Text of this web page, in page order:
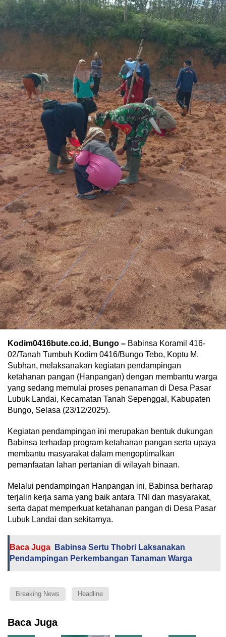
Kodim0416bute.co.id, Bungo – Babinsa Koramil 416-
02/Tanah Tumbuh Kodim 0416/Bungo Tebo, Koptu M.
Subhan, melaksanakan kegiatan pendampingan
ketahanan pangan (Hanpangan) dengan membantu warga
yang sedang memulai proses penanaman di Desa Pasar
Lubuk Landai, Kecamatan Tanah Sepenggal, Kabupaten
Bungo, Selasa (23/12/2025).
Kegiatan pendampingan ini merupakan bentuk dukungan
Babinsa terhadap program ketahanan pangan serta upaya
membantu masyarakat dalam mengoptimalkan
pemanfaatan lahan pertanian di wilayah binaan.
Melalui pendampingan Hanpangan ini, Babinsa berharap
terjalin kerja sama yang baik antara TNI dan masyarakat,
serta dapat memperkuat ketahanan pangan di Desa Pasar
Lubuk Landai dan sekitarnya.
Baca Juga
Babinsa Sertu Thobri Laksanakan
Pendampingan Perkembangan Tanaman Warga
Breaking News Headline
Baca Juga